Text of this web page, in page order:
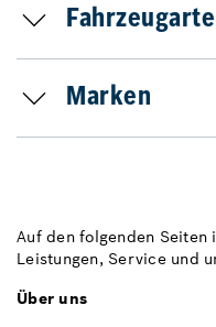
Marken
Auf den folgenden
Leistungen, Service und
Über uns